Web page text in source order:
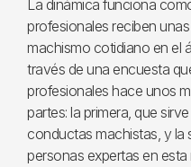
La dinámica funciona
profesionales reciben
machismo cotidiano en el
través de una encuesta
profesionales hace unos
partes: la primera, que
conductas machistas, y la
personas expertas en